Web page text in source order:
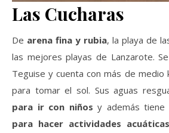
Las Cucharas
De arena fina y rubia, la playa de
las mejores playas de Lanzarote.
Teguise y cuenta con más de medio
para tomar el sol. Sus aguas
para ir con niños y además tiene
para hacer actividades acuáticas